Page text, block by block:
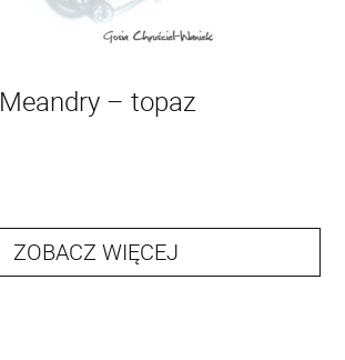
Meandry – topaz
ZOBACZ WIĘCEJ